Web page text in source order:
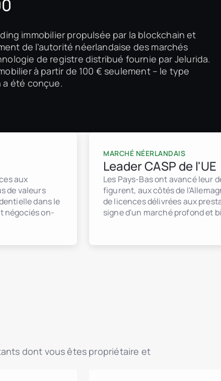
immobilier propulsée par la blockchain et
de l'autorité néerlandaise des marchés
de registre distribué fournie par Jelurida.
à partir de 100 € seulement – le type
été conçue.
aux
de valeurs
dans le
négociés on-
MARCHÉ NÉERLANDAIS
Leader CASP de l'UE
Les Pays-Bas ont avancé leur
figurent, aux côtés de
de licences délivrées aux
signe d'un marché profond et
dont vous êtes propriétaire et